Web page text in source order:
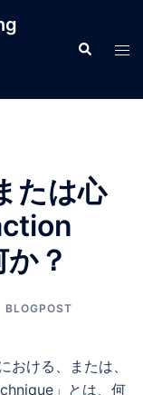
検
索
ト
ル
たは心
？
BLOGPOST
ける、または、
」とは、何